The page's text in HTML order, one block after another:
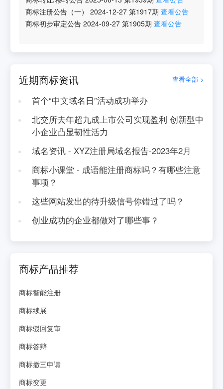
商标注册公告（一）
2024-12-27 第1917期 查看公告
商标初步审定公告 2024-09-27 第1905期 查看公告
近期商标资讯 查看全部 >
首个“中文域名日”活动成功举办
北交所去年超九成上市公司实现盈利 创新型中
小企业凸显韧性活力
域名资讯 - XYZ注册局域名报告-2023年2月
商标小课堂 - 成语能注册商标吗？有哪些注意
事项？
这些网站发出的待升级信号你错过了吗？
创业成功的企业都做对了哪些事？
商标产品推荐
商标智能注册
商标续展
商标驳回复审
商标答辩
商标撤三申请
商标变更